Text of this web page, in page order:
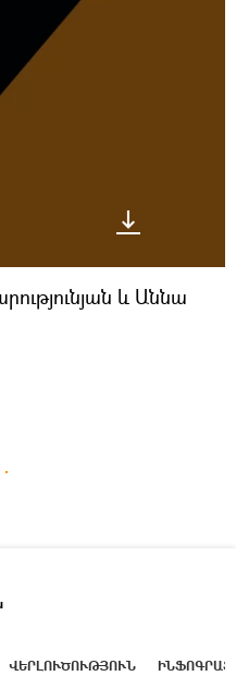
և Աննա
ՎԵՐԼՈՒԾՈՒԹՅՈՒՆ